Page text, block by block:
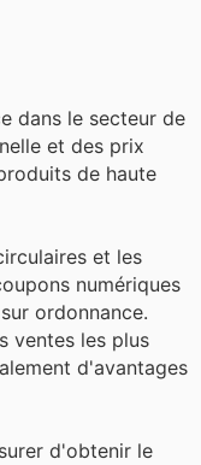
dans le secteur de
et des prix
de haute
et les
numériques
ordonnance.
ventes les plus
d'avantages
d'obtenir le